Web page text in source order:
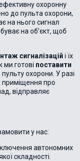
охоронну
до пульта охорони,
на нього сигнал
на об’єкт, щоб
сигналізацій і їх
ми готові поставити
охорони. У разі
приміщення про
відправляє
у нас:
автономних
складності.